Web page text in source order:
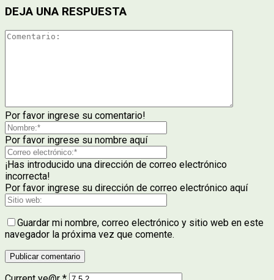
DEJA UNA RESPUESTA
Por favor ingrese su comentario!
Por favor ingrese su nombre aquí
¡Has introducido una dirección de correo electrónico
incorrecta!
Por favor ingrese su dirección de correo electrónico aquí
Guardar mi nombre, correo electrónico y sitio web en este
navegador la próxima vez que comente.